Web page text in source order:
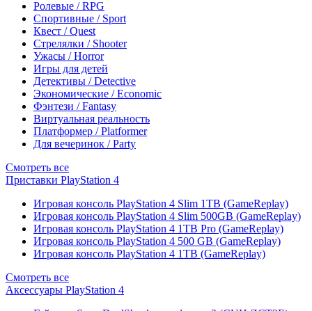
Ролевые / RPG
Спортивные / Sport
Квест / Quest
Стрелялки / Shooter
Ужасы / Horror
Игры для детей
Детективы / Detective
Экономические / Economic
Фэнтези / Fantasy
Виртуальная реальность
Платформер / Platformer
Для вечеринок / Party
Смотреть все
Приставки PlayStation 4
Игровая консоль PlayStation 4 Slim 1TB (GameReplay)
Игровая консоль PlayStation 4 Slim 500GB (GameReplay)
Игровая консоль PlayStation 4 1TB Pro (GameReplay)
Игровая консоль PlayStation 4 500 GB (GameReplay)
Игровая консоль PlayStation 4 1TB (GameReplay)
Смотреть все
Аксессуары PlayStation 4